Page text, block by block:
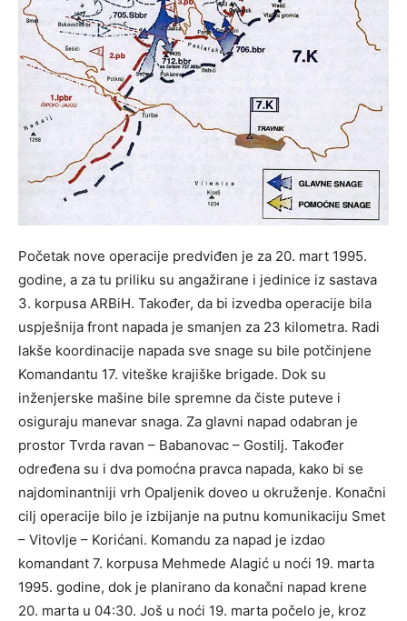
Početak nove operacije predviđen je za 20. mart 1995.
godine, a za tu priliku su angažirane i jedinice iz sastava
3. korpusa ARBiH. Također, da bi izvedba operacije bila
uspješnija front napada je smanjen za 23 kilometra. Radi
lakše koordinacije napada sve snage su bile potčinjene
Komandantu 17. viteške krajiške brigade. Dok su
inženjerske mašine bile spremne da čiste puteve i
osiguraju manevar snaga. Za glavni napad odabran je
prostor Tvrda ravan – Babanovac – Gostilj. Također
određena su i dva pomoćna pravca napada, kako bi se
najdominantniji vrh Opaljenik doveo u okruženje. Konačni
cilj operacije bilo je izbijanje na putnu komunikaciju Smet
– Vitovlje – Korićani. Komandu za napad je izdao
komandant 7. korpusa Mehmede Alagić u noći 19. marta
1995. godine, dok je planirano da konačni napad krene
20. marta u 04:30. Još u noći 19. marta počelo je, kroz